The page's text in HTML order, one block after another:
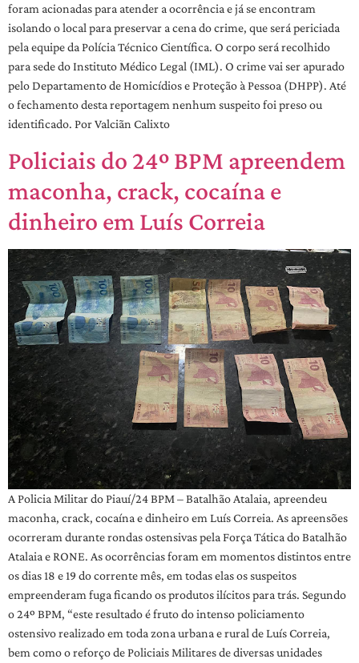
foram acionadas para atender a ocorrência e já se encontram
isolando o local para preservar a cena do crime, que será periciada
pela equipe da Polícia Técnico Científica. O corpo será recolhido
para sede do Instituto Médico Legal (IML). O crime vai ser apurado
pelo Departamento de Homicídios e Proteção à Pessoa (DHPP). Até
o fechamento desta reportagem nenhum suspeito foi preso ou
identificado. Por Valciãn Calixto
Policiais do 24º BPM apreendem
maconha, crack, cocaína e
dinheiro em Luís Correia
A Policia Militar do Piauí/24 BPM – Batalhão Atalaia, apreendeu
maconha, crack, cocaína e dinheiro em Luís Correia. As apreensões
ocorreram durante rondas ostensivas pela Força Tática do Batalhão
Atalaia e RONE. As ocorrências foram em momentos distintos entre
os dias 18 e 19 do corrente mês, em todas elas os suspeitos
empreenderam fuga ficando os produtos ilícitos para trás. Segundo
o 24º BPM, “este resultado é fruto do intenso policiamento
ostensivo realizado em toda zona urbana e rural de Luís Correia,
bem como o reforço de Policiais Militares de diversas unidades